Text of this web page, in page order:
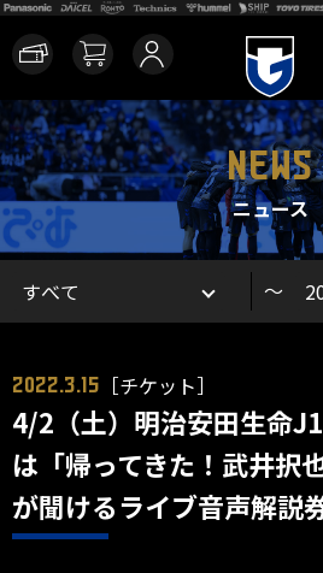
NEWS
ニュース
～
2022.3.15 ［チケット］
4/2（土）明治安田生命
は「帰ってきた！武井択
が聞けるライブ音声解説